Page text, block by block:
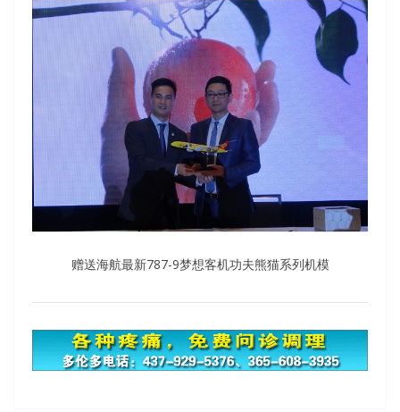
赠送海航最新787-9梦想客机功夫熊猫系列机模